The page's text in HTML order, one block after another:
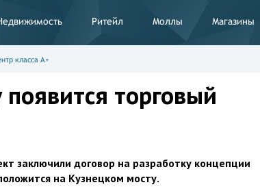
Ритейл Моллы Магазины
класса А+
торговый
заключили договор на разработку концепции
на Кузнецком мосту.